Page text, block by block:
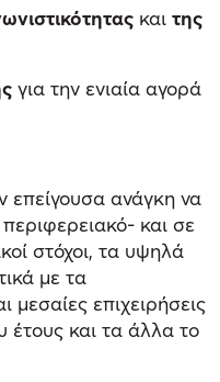
και της
για την ενιαία αγορά
επείγουσα ανάγκη να
και σε
στόχοι, τα υψηλά
με τα
επιχειρήσεις
έτους και τα άλλα το